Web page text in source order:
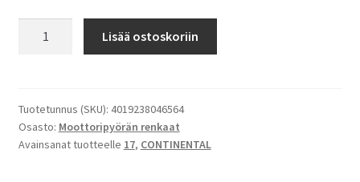
-
17
50P
Lisää ostoskoriin
Tuotetunnus (SKU): 4019238046564
Osasto: Moottoripyörän renkaat
Avainsanat tuotteelle 17, CONTINENTAL